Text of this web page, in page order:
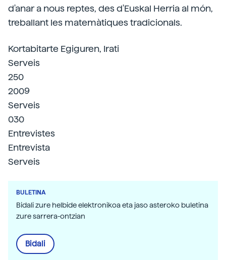
d'anar a nous reptes, des d'Euskal Herria al món,
treballant les matemàtiques tradicionals.
Kortabitarte Egiguren, Irati
Serveis
250
2009
Serveis
030
Entrevistes
Entrevista
Serveis
BULETINA
Bidali zure helbide elektronikoa eta jaso asteroko buletina
zure sarrera-ontzian
Bidali